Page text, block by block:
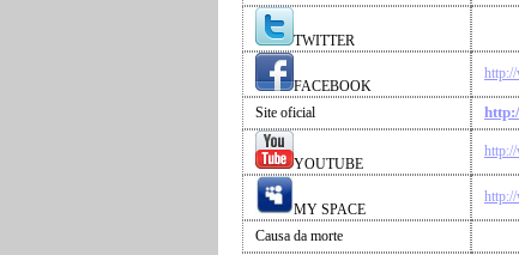
TWITTER
FACEBOOK
Site oficial
YOUTUBE
MY SPACE
Causa da morte